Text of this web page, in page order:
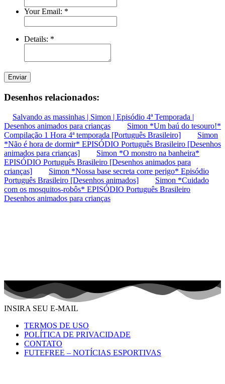
Your Email: *
Details: *
Enviar
Desenhos relacionados:
Salvando as massinhas | Simon | Episódio 4ª Temporada |
Desenhos animados para crianças
Simon *Um baú do tesouro!*
Compilação 1 Hora 4ª temporada [Português Brasileiro]
Simon
*Não é hora de dormir* EPISÓDIO Português Brasileiro [Desenhos
animados para crianças]
Simon *O monstro na banheira*
EPISÓDIO Português Brasileiro [Desenhos animados para
crianças]
Simon *Nossa base secreta corre perigo* Episódio
Português Brasileiro [Desenhos animados]
Simon *Cuidado
com os mosquitos-robôs* EPISÓDIO Português Brasileiro
Desenhos animados para crianças
INSIRA SEU E-MAIL
TERMOS DE USO
POLÍTICA DE PRIVACIDADE
CONTATO
FUTEFREE – NOTÍCIAS ESPORTIVAS